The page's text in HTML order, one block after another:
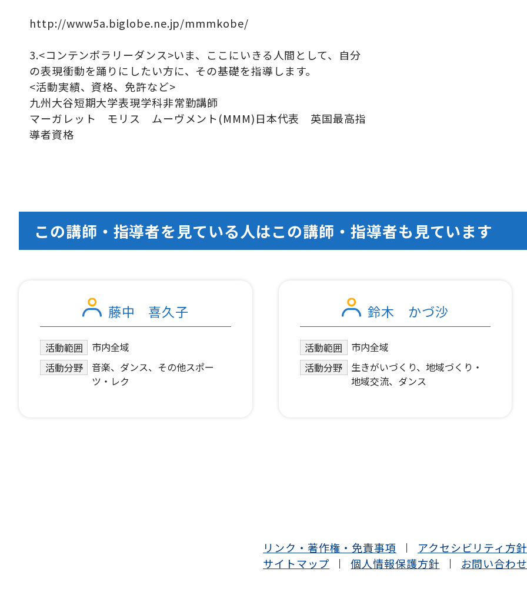
http://www5a.biglobe.ne.jp/mmmkobe/
3.<コンテンポラリーダンス>いま、ここにいきる人間として、自分
の表現衝動を踊りにしたい方に、その基礎を指導します。
<活動実績、資格、免許など>
九州大谷短期大学表現学科非常勤講師
マーガレット モリス ムーヴメント(MMM)日本代表 英国最高指
導者資格
この講師・指導者を見ている人はこの講師・指導者も見ています
藤中 喜久子
活動範囲
市内全域
活動分野
音楽、ダンス、その他スポー
ツ・レク
鈴木 かづ沙
活動範囲
市内全域
活動分野
生きがいづくり、地域づくり・
地域交流、ダンス
リンク・著作権・免責事項
アクセシビリティ方針
サイトマップ
個人情報保護方針 お問い合わせ